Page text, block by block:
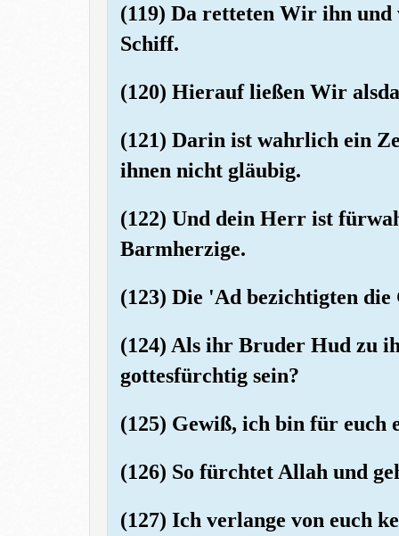
(119) Da retteten Wir ihn
Schiff.
(120) Hierauf ließen Wir
(121) Darin ist wahrlich ein
ihnen nicht gläubig.
(122) Und dein Herr ist
Barmherzige.
(123) Die 'Ad bezichtigten die
(124) Als ihr Bruder Hud zu
gottesfürchtig sein?
(125) Gewiß, ich bin für euch
(126) So fürchtet Allah und
(127) Ich verlange von euch